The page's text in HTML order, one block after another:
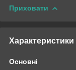
Приховати
Характеристики
Основні